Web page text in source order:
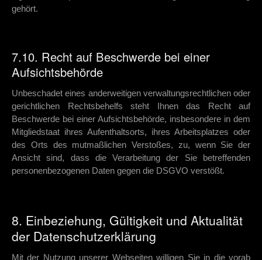
gehört.
7.10. Recht auf Beschwerde bei einer
Aufsichtsbehörde
Unbeschadet eines anderweitigen verwaltungsrechtlichen oder
gerichtlichen Rechtsbehelfs steht Ihnen das Recht auf
Beschwerde bei einer Aufsichtsbehörde, insbesondere in dem
Mitgliedstaat ihres Aufenthaltsorts, ihres Arbeitsplatzes oder
des Orts des mutmaßlichen Verstoßes, zu, wenn Sie der
Ansicht sind, dass die Verarbeitung der Sie betreffenden
personenbezogenen Daten gegen die DSGVO verstößt.
8. Einbeziehung, Gültigkeit und Aktualität
der Datenschutzerklärung
Mit der Nutzung unserer Webseiten willigen Sie in die vorab